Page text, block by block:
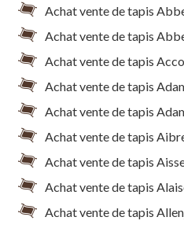
Achat vente de tapis
Achat vente de tapis
Achat vente de tapis
Achat vente de tapis
Achat vente de tapis
Achat vente de tapis
Achat vente de tapis
Achat vente de tapis
Achat vente de tapis